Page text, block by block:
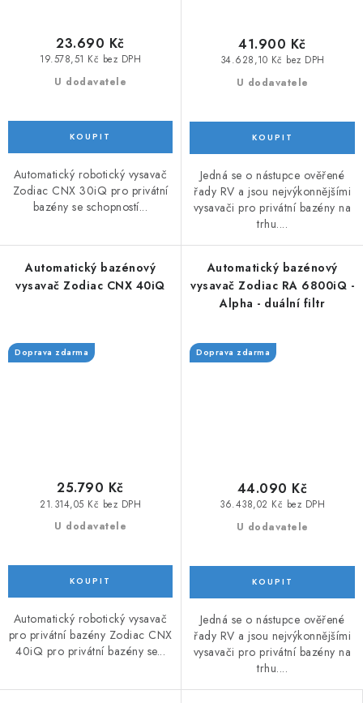
U dodavatele
19.578,51 Kč bez DPH
23.690 Kč
Automatický robotický vysavač
Zodiac CNX 30iQ pro privátní
bazény se schopností...
U dodavatele
34.628,10 Kč bez DPH
41.900 Kč
Jedná se o nástupce ověřené
řady RV a jsou nejvýkonnějšími
vysavači pro privátní bazény na
trhu....
Automatický bazénový
vysavač Zodiac CNX 40iQ
Doprava zdarma
U dodavatele
21.314,05 Kč bez DPH
25.790 Kč
Automatický robotický vysavač
pro privátní bazény Zodiac CNX
40iQ pro privátní bazény se...
Automatický bazénový
vysavač Zodiac RA 6800iQ -
Alpha - duální filtr
Doprava zdarma
U dodavatele
36.438,02 Kč bez DPH
44.090 Kč
Jedná se o nástupce ověřené
řady RV a jsou nejvýkonnějšími
vysavači pro privátní bazény na
trhu....